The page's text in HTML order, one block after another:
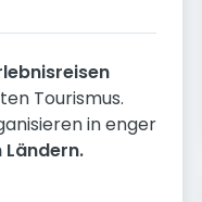
Tourismus.
in enger
Ländern.